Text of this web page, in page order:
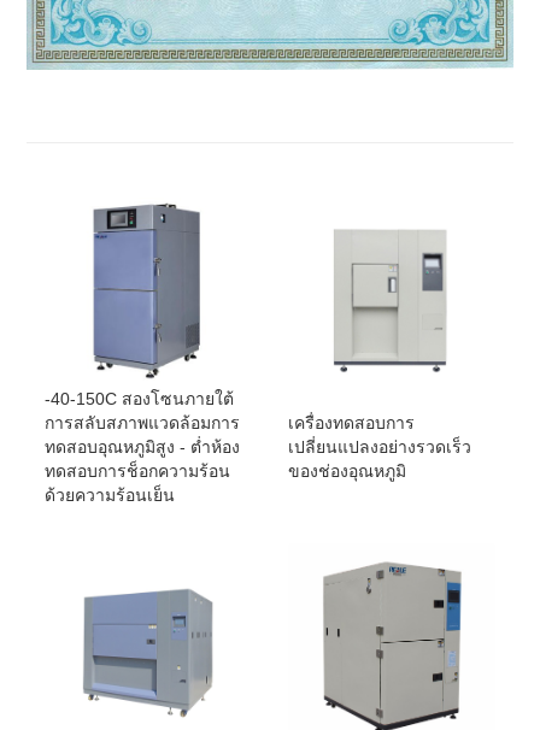
-40-150C สองโซนภายใต้
การสลับสภาพแวดล้อมการ
ทดสอบอุณหภูมิสูง - ต่ำห้อง
ทดสอบการช็อกความร้อน
ด้วยความร้อนเย็น
เครื่องทดสอบการ
เปลี่ยนแปลงอย่างรวดเร็ว
ของช่องอุณหภูมิ